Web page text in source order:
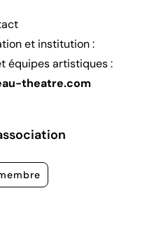
et institution :
équipes artistiques :
theatre.com